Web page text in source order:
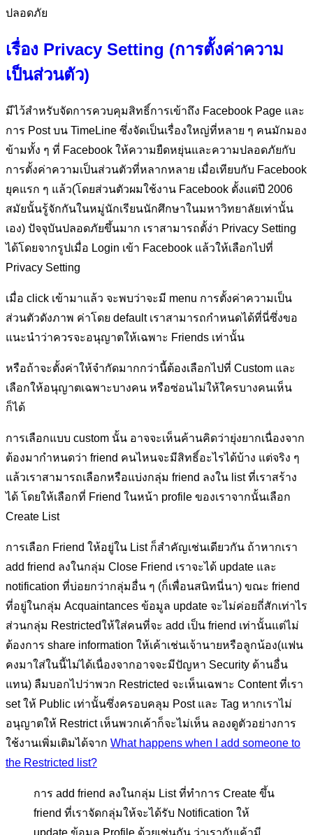
ปลอดภัย
เรื่อง Privacy Setting (การตั้งค่าความ
เป็นส่วนตัว)
มีไว้สำหรับจัดการควบคุมสิทธิ์การเข้าถึง Facebook Page และ
การ Post บน TimeLine ซึ่งจัดเป็นเรื่องใหญ่ที่หลาย ๆ คนมักมอง
ข้ามทั้ง ๆ ที่ Facebook ให้ความยืดหยุ่นและความปลอดภัยกับ
การตั้งค่าความเป็นส่วนตัวที่หลากหลาย เมื่อเทียบกับ Facebook
ยุคแรก ๆ แล้ว(โดยส่วนตัวผมใช้งาน Facebook ตั้งแต่ปี 2006
สมัยนั้นรู้จักกันในหมู่นักเรียนนักศึกษาในมหาวิทยาลัยเท่านั้น
เอง) ปัจจุบันปลอดภัยขึ้นมาก เราสามารถตั้ง่า Privacy Setting
ได้โดยจากรูปเมื่อ Login เข้า Facebook แล้วให้เลือกไปที่
Privacy Setting
เมื่อ click เข้ามาแล้ว จะพบว่าจะมี menu การตั้งค่าความเป็น
ส่วนตัวดังภาพ ค่าโดย default เราสามารถกำหนดได้ที่นี่ซึ่งขอ
แนะนำว่าควรจะอนุญาตให้เฉพาะ Friends เท่านั้น
หรือถ้าจะตั้งค่าให้จำกัดมากกว่านี้ต้องเลือกไปที่ Custom และ
เลือกให้อนุญาตเฉพาะบางคน หรือซ่อนไม่ให้ใครบางคนเห็น
ก็ได้
การเลือกแบบ custom นั้น อาจจะเห็นค้านคิดว่ายุ่งยากเนื่องจาก
ต้องมากำหนดว่า friend คนไหนจะมีสิทธิ์อะไรได้บ้าง แต่จริง ๆ
แล้วเราสามารถเลือกหรือแบ่งกลุ่ม friend ลงใน list ที่เราสร้าง
ได้ โดยให้เลือกที่ Friend ในหน้า profile ของเราจากนั้นเลือก
Create List
การเลือก Friend ให้อยู่ใน List ก็สำคัญเช่นเดียวกัน ถ้าหากเรา
add friend ลงในกลุ่ม Close Friend เราจะได้ update และ
notification ที่บ่อยกว่ากลุ่มอื่น ๆ (ก็เพื่อนสนิทนี่นา) ขณะ friend
ที่อยู่ในกลุ่ม Acquaintances ข้อมูล update จะไม่ค่อยถี่สักเท่าไร
ส่วนกลุ่ม Restrictedให้ใส่คนที่จะ add เป็น friend เท่านั้นแต่ไม่
ต้องการ share information ให้เค้าเช่นเจ้านายหรือลูกน้อง(แฟน
คงมาใส่ในนี้ไม่ได้เนื่องจากอาจจะมีปัญหา Security ด้านอื่น
แทน) ลืมบอกไปว่าพวก Restricted จะเห็นเฉพาะ Content ที่เรา
set ให้ Public เท่านั้นซึ่งครอบคลุม Post และ Tag หากเราไม่
อนุญาตให้ Restrict เห็นพวกเค้าก็จะไม่เห็น ลองดูตัวอย่างการ
ใช้งานเพิ่มเติมได้จาก What happens when I add someone to
the Restricted list?
การ add friend ลงในกลุ่ม List ที่ทำการ Create ขึ้น
friend ที่เราจัดกลุ่มให้จะได้รับ Notification ให้
update ข้อมูล Profile ด้วยเช่นกัน ว่าเรากับเค้ามี